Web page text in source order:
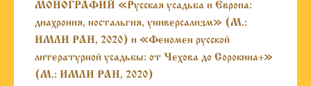
МОНОГРАФИЙ «Русская усадьба и Европа:
диахрония, ностальгия, универсализм» (М.:
ИМЛИ РАН, 2020) и «Феномен русской
литературной усадьбы: от Чехова до Сорокина+»
(М.: ИМЛИ РАН, 2020)